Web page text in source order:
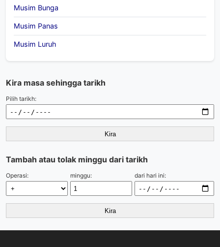
Musim Bunga
Musim Panas
Musim Luruh
Kira masa sehingga tarikh
Pilih tarikh:
Kira
Tambah atau tolak minggu dari tarikh
Operasi: minggu: dari hari ini:
Kira